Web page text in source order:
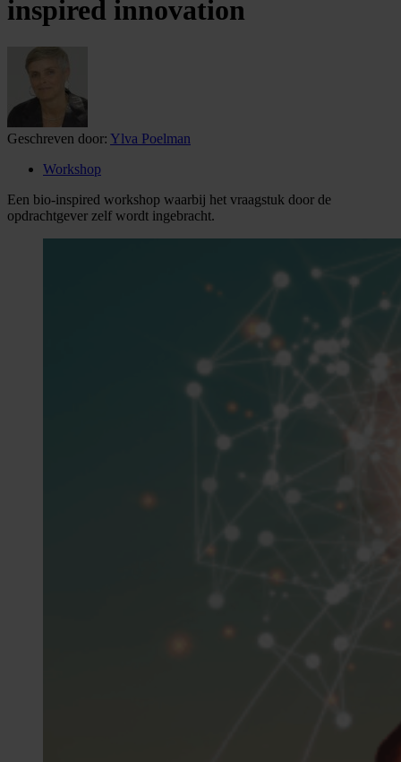
inspired innovation
Geschreven door: Ylva Poelman
Workshop
Een bio-inspired workshop waarbij het vraagstuk door de
opdrachtgever zelf wordt ingebracht.